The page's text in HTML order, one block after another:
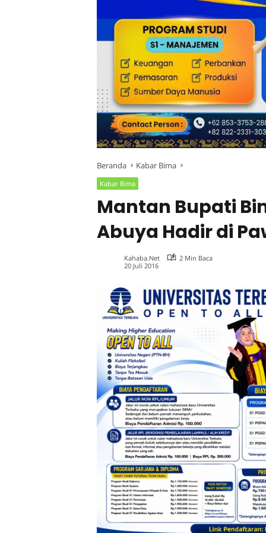
Beranda Kabar Bima
Kabar Bima
Mantan Bupati
Abuya Hadir di
Kahaba.net
2 Min Baca
20 Juli 2016